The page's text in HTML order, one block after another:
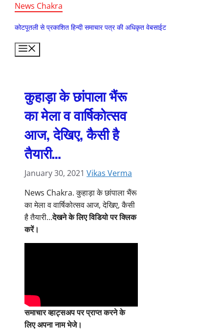
content
News Chakra
कोटपूतली से प्रकाशित हिन्दी समाचार पत्र की अधिकृत वेबसाईट
कुहाड़ा के छांपाला भैंरू
का मेला व वार्षिकोत्सव
आज, देखिए, कैसी है
तैयारी…
January 30, 2021 Vikas Verma
News Chakra. कुहाड़ा के छांपाला भैंरू
का मेला व वार्षिकोत्सव आज, देखिए, कैसी
है तैयारी…देखने के लिए विडियो पर क्लिक
करें।
समाचार व्हाट्सअप पर प्राप्त करने के
लिए अपना नाम भेजे।